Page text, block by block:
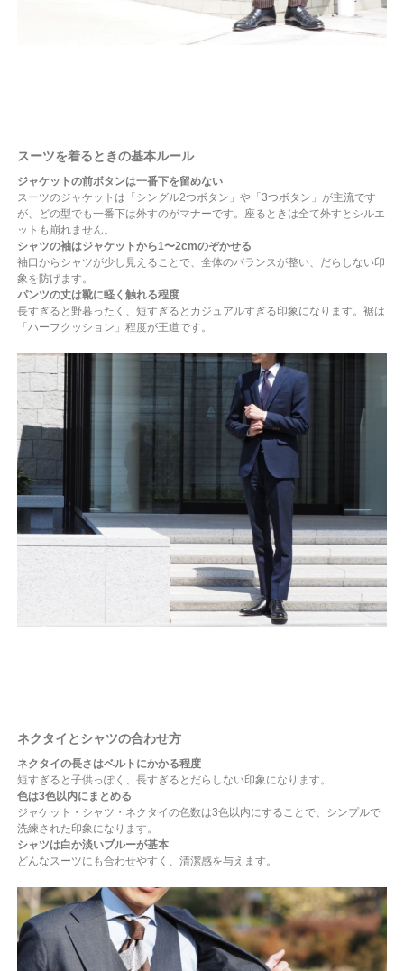
スーツを着るときの基本ルール
ジャケットの前ボタンは一番下を留めない
スーツのジャケットは「シングル2つボタン」や「3つボタン」が主流です
が、どの型でも一番下は外すのがマナーです。座るときは全て外すとシルエ
ットも崩れません。
シャツの袖はジャケットから1〜2cmのぞかせる
袖口からシャツが少し見えることで、全体のバランスが整い、だらしない印
象を防げます。
パンツの丈は靴に軽く触れる程度
長すぎると野暮ったく、短すぎるとカジュアルすぎる印象になります。裾は
「ハーフクッション」程度が王道です。
ネクタイとシャツの合わせ方
ネクタイの長さはベルトにかかる程度
短すぎると子供っぽく、長すぎるとだらしない印象になります。
色は3色以内にまとめる
ジャケット・シャツ・ネクタイの色数は3色以内にすることで、シンプルで
洗練された印象になります。
シャツは白か淡いブルーが基本
どんなスーツにも合わせやすく、清潔感を与えます。